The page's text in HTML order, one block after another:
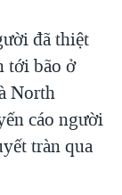
đã thiệt
tới bão ở
North
cáo người
tràn qua